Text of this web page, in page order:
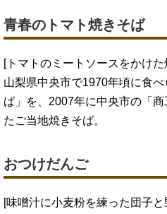
青春のトマト焼きそば
[トマトのミートソースをかけた
山梨県中央市で1970年頃に食
ば」を、2007年に中央市の「
たご当地焼きそば。
おつけだんご
[味噌汁に小麦粉を練った団子